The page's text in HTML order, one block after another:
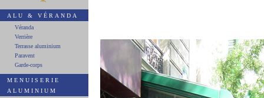
ALU & VÉRANDA
Véranda
Verrière
Terrasse aluminium
Paravent
Garde-corps
MENUISERIE
ALUMINIUM